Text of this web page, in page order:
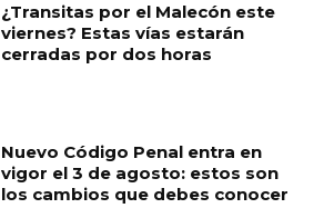
¿Transitas por el Malecón este
viernes? Estas vías estarán
cerradas por dos horas
Nuevo Código Penal entra en
vigor el 3 de agosto: estos son
los cambios que debes conocer